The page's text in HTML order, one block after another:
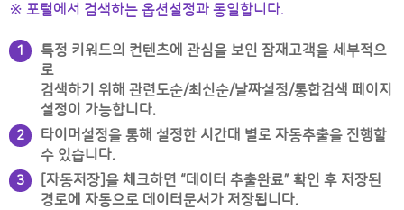
※ 포털에서 검색하는 옵션설정과 동일합니다.
1
특정 키워드의 컨텐츠에 관심을 보인 잠재고객을 세부적으
로
검색하기 위해 관련도순/최신순/날짜설정/통합검색 페이지
설정이 가능합니다.
2
타이머설정을 통해 설정한 시간대 별로 자동추출을 진행할
수 있습니다.
3
[자동저장]을 체크하면 “데이터 추출완료” 확인 후 저장된
경로에 자동으로 데이터문서가 저장됩니다.